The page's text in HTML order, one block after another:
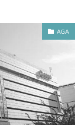
AGA